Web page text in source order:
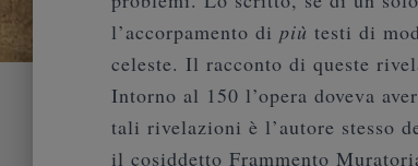
l’accorpamento di più testi di
celeste. Il racconto di queste
Intorno al 150 l’opera doveva
tali rivelazioni è l’autore stesso
il cosiddetto Frammento